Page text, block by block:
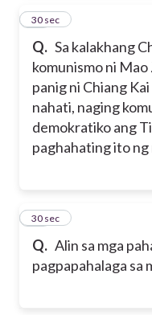
Q. Sa kalakhang
komunismo ni
panig ni Chiang
nahati, naging
demokratiko ang
paghahating ito ng
23
30 sec
Q. Alin sa mga
pagpapahalaga sa
24
30 sec